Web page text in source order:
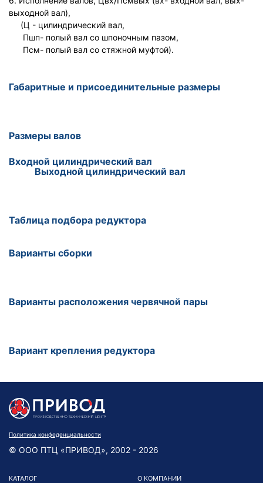
выходной вал),
(Ц - цилиндрический вал,
Пшп- полый вал со шпоночным пазом,
Псм- полый вал со стяжной муфтой).
Габаритные и присоединительные размеры
Размеры валов
Входной цилиндрический вал
Выходной цилиндрический вал
Таблица подбора редуктора
Варианты сборки
Варианты расположения червячной пары
Вариант крепления редуктора
Политика конфеденциальности
© ООО ПТЦ «ПРИВОД», 2002 - 2026
КАТАЛОГ
О КОМПАНИИ